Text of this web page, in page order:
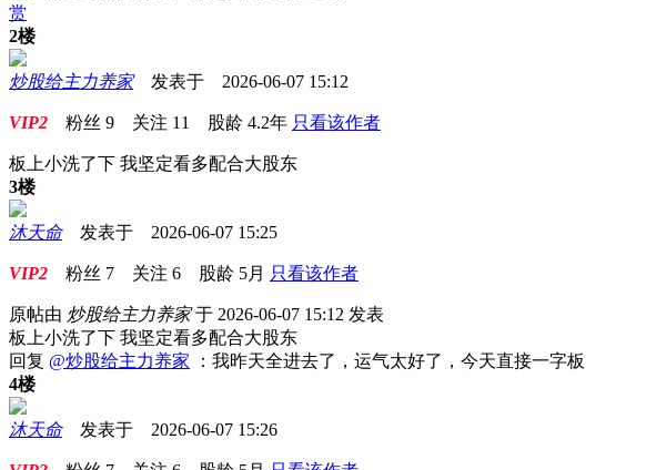
赏
2楼
炒股给主力养家发表于 2026-06-07 15:12
VIP2 粉丝 9 关注 11 股龄 4.2年 只看该作者
板上小洗了下 我坚定看多配合大股东
3楼
沐天命发表于 2026-06-07 15:25
VIP2 粉丝 7 关注 6 股龄 5月 只看该作者
原帖由 炒股给主力养家于 2026-06-07 15:12 发表
板上小洗了下 我坚定看多配合大股东
回复 @炒股给主力养家 ：我昨天全进去了，运气太好了，今天直接一字板
4楼
沐天命发表于 2026-06-07 15:26